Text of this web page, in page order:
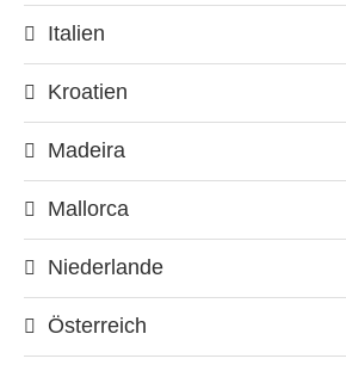
Italien
Kroatien
Madeira
Mallorca
Niederlande
Österreich